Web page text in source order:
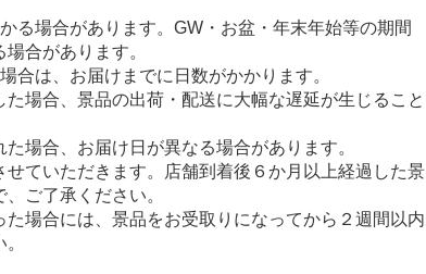
る場合があります。GW・お盆・年末年始等の期間
合があります。
合は、お届けまでに日数がかかります。
場合、景品の出荷・配送に大幅な遅延が生じること
場合、お届け日が異なる場合があります。
ていただきます。店舗到着後６か月以上経過した景
ご了承ください。
場合には、景品をお受取りになってから２週間以内